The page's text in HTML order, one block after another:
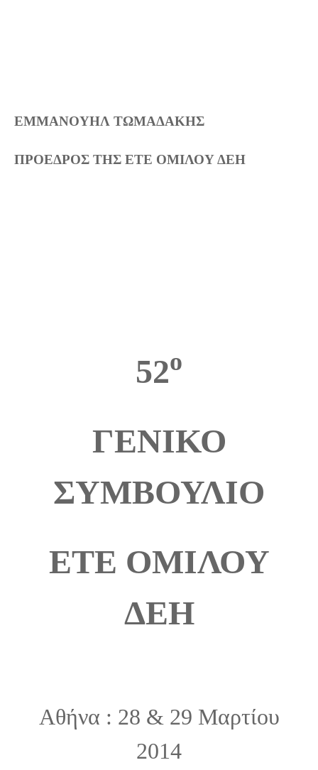
ΕΜΜΑΝΟΥΗΛ ΤΩΜΑΔΑΚΗΣ
ΠΡΟΕΔΡΟΣ ΤΗΣ ΕΤΕ ΟΜΙΛΟΥ ΔΕΗ
52ο
ΓΕΝΙΚΟ
ΣΥΜΒΟΥΛΙΟ
ΕΤΕ ΟΜΙΛΟΥ
ΔΕΗ
Αθήνα : 28 & 29 Μαρτίου
2014